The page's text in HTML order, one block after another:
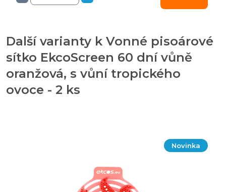
Další varianty k Vonné pisoárové
sítko EkcoScreen 60 dní vůně
oranžová, s vůní tropického
ovoce - 2 ks
Novinka